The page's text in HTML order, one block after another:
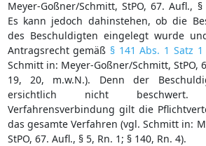
Meyer-Goßner/Schmitt, StPO, 67. Aufl.,
Es kann jedoch dahinstehen, ob die
des Beschuldigten eingelegt wurde
Antragsrecht gemäß § 141 Abs. 1 Satz 1
Schmitt in: Meyer-Goßner/Schmitt, StPO,
19, 20, m.w.N.). Denn der
ersichtlich nicht
Verfahrensverbindung gilt die
das gesamte Verfahren (vgl. Schmitt in:
StPO, 67. Aufl., § 5, Rn. 1; § 140, Rn. 4).